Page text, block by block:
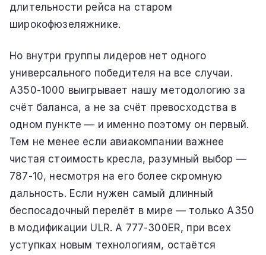
длительности рейса на старом
широкофюзеляжнике.
Но внутри группы лидеров нет одного
универсального победителя на все случаи.
A350-1000 выигрывает нашу методологию за
счёт баланса, а не за счёт превосходства в
одном пункте — и именно поэтому он первый.
Тем не менее если авиакомпании важнее
чистая стоимость кресла, разумный выбор —
787-10, несмотря на его более скромную
дальность. Если нужен самый длинный
беспосадочный перелёт в мире — только A350
в модификации ULR. А 777-300ER, при всех
уступках новым технологиям, остаётся